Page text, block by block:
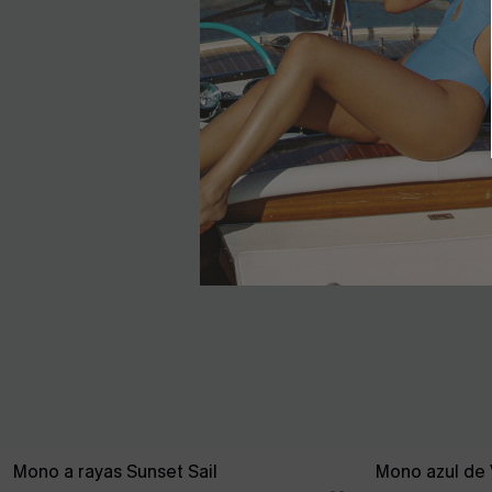
Mono a rayas Sunset Sail Mono azul de